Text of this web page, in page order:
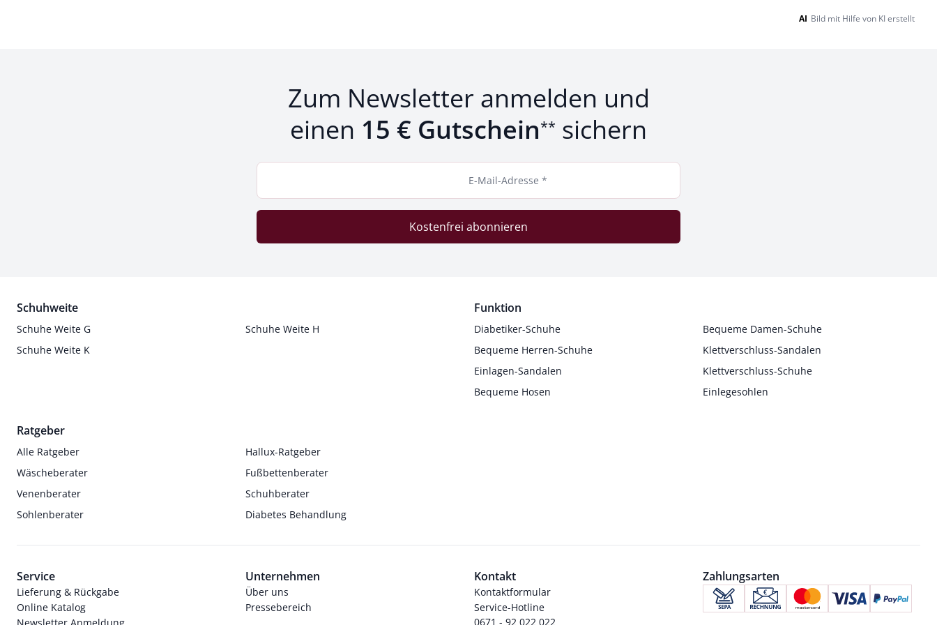
AI Bild mit Hilfe von KI erstellt
Zum Newsletter anmelden und
einen 15 € Gutschein** sichern
E-Mail-Adresse *
Kostenfrei abonnieren
Schuhweite
Schuhe Weite G
Schuhe Weite H
Schuhe Weite K
Funktion
Diabetiker-Schuhe
Bequeme Damen-Schuhe
Bequeme Herren-Schuhe
Klettverschluss-Sandalen
Einlagen-Sandalen
Klettverschluss-Schuhe
Bequeme Hosen
Einlegesohlen
Ratgeber
Alle Ratgeber
Hallux-Ratgeber
Wäscheberater
Fußbettenberater
Venenberater
Schuhberater
Sohlenberater
Diabetes Behandlung
Service
Lieferung & Rückgabe
Online Katalog
Newsletter Anmeldung
Unternehmen
Über uns
Pressebereich
Kontakt
Kontaktformular
Service-Hotline
0671 - 92 022 022
Zahlungsarten